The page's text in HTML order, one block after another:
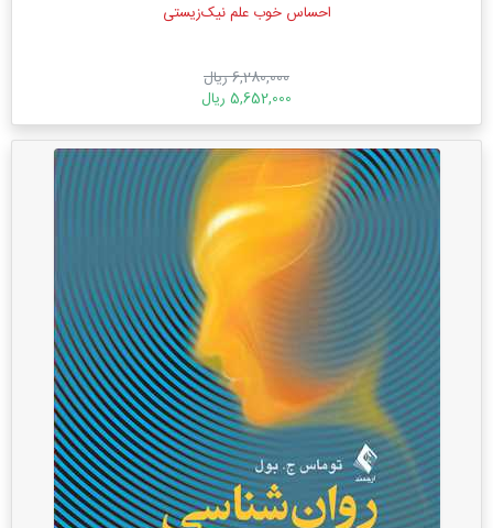
احساس خوب علم نیک‌زیستی
6,280,000 ریال
5,652,000 ریال